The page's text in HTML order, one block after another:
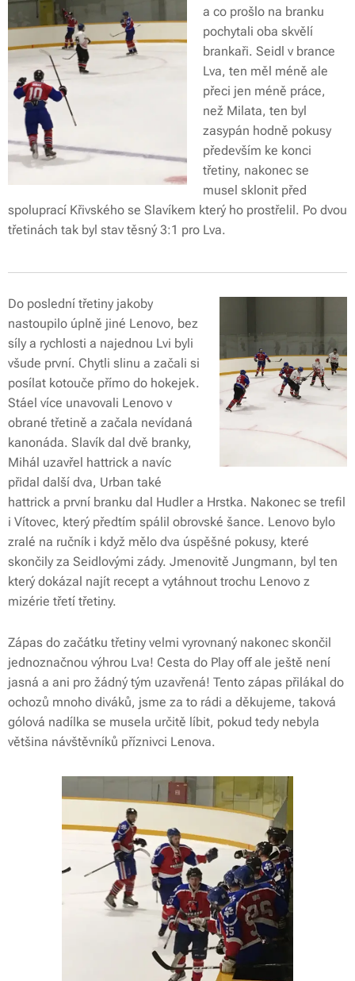
a co prošlo na branku
pochytali oba skvělí
brankaři. Seidl v brance
Lva, ten měl méně ale
přeci jen méně práce,
než Milata, ten byl
zasypán hodně pokusy
především ke konci
třetiny, nakonec se
musel sklonit před
spoluprací Křivského se Slavíkem který ho prostřelil. Po dvou
třetinách tak byl stav těsný 3:1 pro Lva.
Do poslední třetiny jakoby
nastoupilo úplně jiné Lenovo, bez
síly a rychlosti a najednou Lvi byli
všude první. Chytli slinu a začali si
posílat kotouče přímo do hokejek.
Stáel více unavovali Lenovo v
obrané třetině a začala nevídaná
kanonáda. Slavík dal dvě branky,
Mihál uzavřel hattrick a navíc
přidal další dva, Urban také
hattrick a první branku dal Hudler a Hrstka. Nakonec se trefil
i Vítovec, který předtím spálil obrovské šance. Lenovo bylo
zralé na ručník i když mělo dva úspěšné pokusy, které
skončily za Seidlovými zády. Jmenovitě Jungmann, byl ten
který dokázal najít recept a vytáhnout trochu Lenovo z
mizérie třetí třetiny.
Zápas do začátku třetiny velmi vyrovnaný nakonec skončil
jednoznačnou výhrou Lva! Cesta do Play off ale ještě není
jasná a ani pro žádný tým uzavřená! Tento zápas přilákal do
ochozů mnoho diváků, jsme za to rádi a děkujeme, taková
gólová nadílka se musela určitě líbit, pokud tedy nebyla
většina návštěvníků příznivci Lenova.